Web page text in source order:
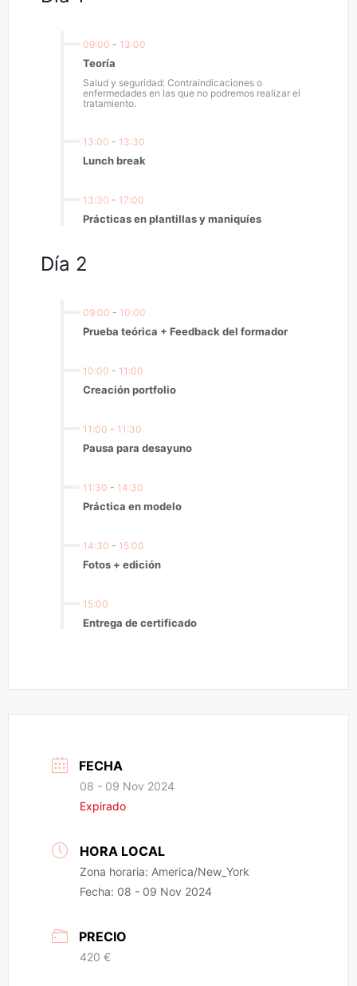
09:00 - 13:00
Teoría
Salud y seguridad: Contraindicaciones o
enfermedades en las que no podremos realizar el
tratamiento.
13:00 - 13:30
Lunch break
13:30 - 17:00
Prácticas en plantillas y maniquíes
Día 2
09:00 - 10:00
Prueba teórica + Feedback del formador
10:00 - 11:00
Creación portfolio
11:00 - 11:30
Pausa para desayuno
11:30 - 14:30
Práctica en modelo
14:30 - 15:00
Fotos + edición
15:00
Entrega de certificado
FECHA
08 - 09 Nov 2024
Expirado
HORA LOCAL
Zona horaria: America/New_York
Fecha: 08 - 09 Nov 2024
PRECIO
420 €